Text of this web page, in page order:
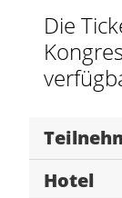
Die
Hotel